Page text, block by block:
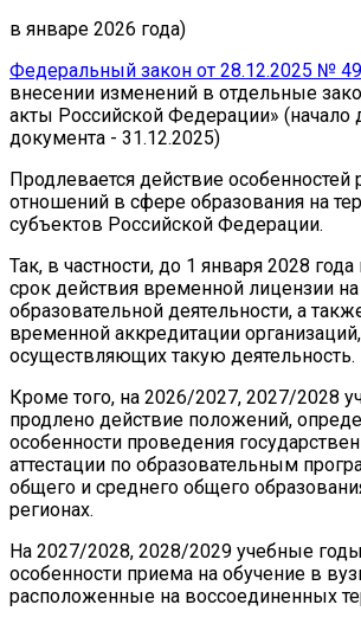
в январе 2026 года)
Федеральный закон от 28.12.2025 №
внесении изменений в отдельные
акты Российской Федерации» (начало
документа - 31.12.2025)
Продлевается действие особенностей
отношений в сфере образования на
субъектов Российской Федерации.
Так, в частности, до 1 января 2028
срок действия временной лицензии
образовательной деятельности, а
временной аккредитации организаций,
осуществляющих такую деятельность.
Кроме того, на 2026/2027, 2027/2028
продлено действие положений,
особенности проведения
аттестации по образовательным
общего и среднего общего
регионах.
На 2027/2028, 2028/2029 учебные
особенности приема на обучение в
расположенные на воссоединенных